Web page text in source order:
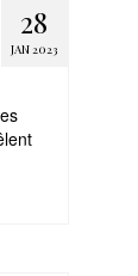
28
JAN 2023